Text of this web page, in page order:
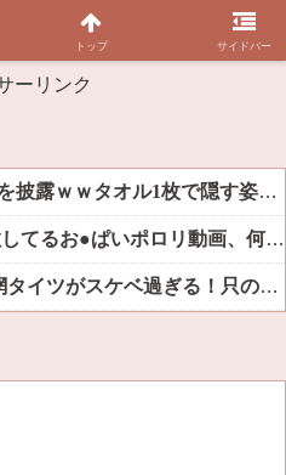
ーリンク
秋元真夏、ノーブラノーパンを披露ｗｗタオル1枚で隠す姿がほぼA●女優・・
【ポロリ悲話】 ネットで拡散してるお●ぱいポロリ動画、何故か叩かれる・・・
影山優佳、赤ランジェリー×網タイツがスケベ過ぎる！只の痴女だろ・・・
トップ サイドバー